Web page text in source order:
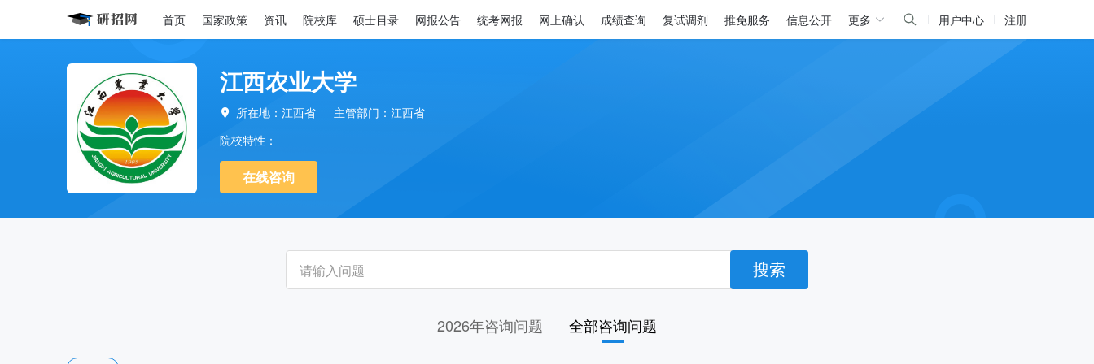
首页 国家政策 资讯 院校库 硕士目录 网报公告 统考网报 网上确认 成绩查询 复试调剂 推免服务 信息公开 更多 用户中心 注册
江西农业大学
 所在地：江西省
主管部门：江西省
院校特性：
在线咨询
搜索
2026年咨询问题 全部咨询问题